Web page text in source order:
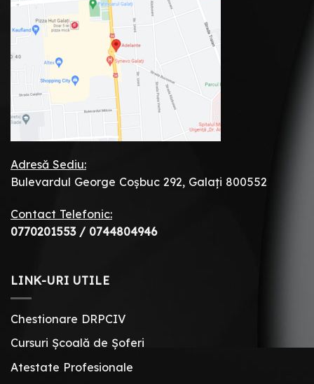
Adresă Sediu:
Bulevardul George Coșbuc 292, Galați 800552
Contact Telefonic:
0770201553/ 0744804946
LINK-URI UTILE
Chestionare DRPCIV
Cursuri Școală de Șoferi
Atestate Profesionale